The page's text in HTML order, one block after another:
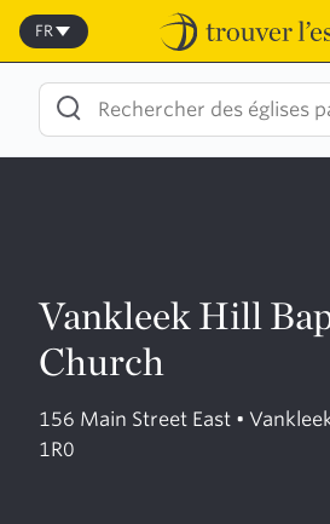
Skip
content
FR
Vankleek Hill
Church
156 Main Street East •
1R0